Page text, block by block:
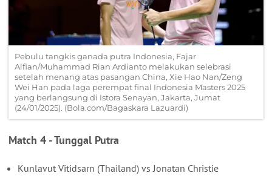
Pebulu tangkis ganada putra Indonesia, Fajar
Alfian/Muhammad Rian Ardianto melakukan selebrasi
setelah menang atas pasangan China, Xie Hao Nan/Zeng
Wei Han pada laga perempat final Indonesia Masters 2025
yang berlangsung di Istora Senayan, Jakarta, Jumat
(24/01/2025). (Bola.com/Bagaskara Lazuardi)
Match 4 - Tunggal Putra
Kunlavut Vitidsarn (Thailand) vs Jonatan Christie